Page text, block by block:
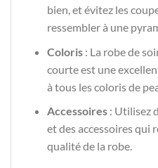
bien, et évitez les
ressembler à une
Coloris: La robe de
courte est une
à tous les coloris de
Accessoires: Utilisez
et des accessoires qui
qualité de la robe.